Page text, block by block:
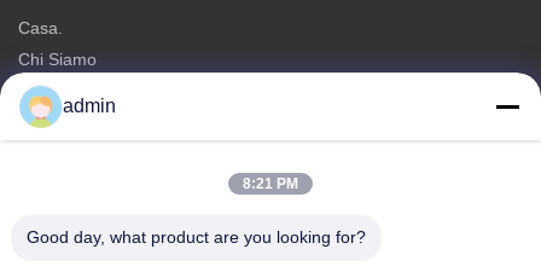
Casa.
Chi Siamo
prodotti
Contattaci
torre di antenna triangolare
admin
8:21 PM
Good day, what product are you looking for?